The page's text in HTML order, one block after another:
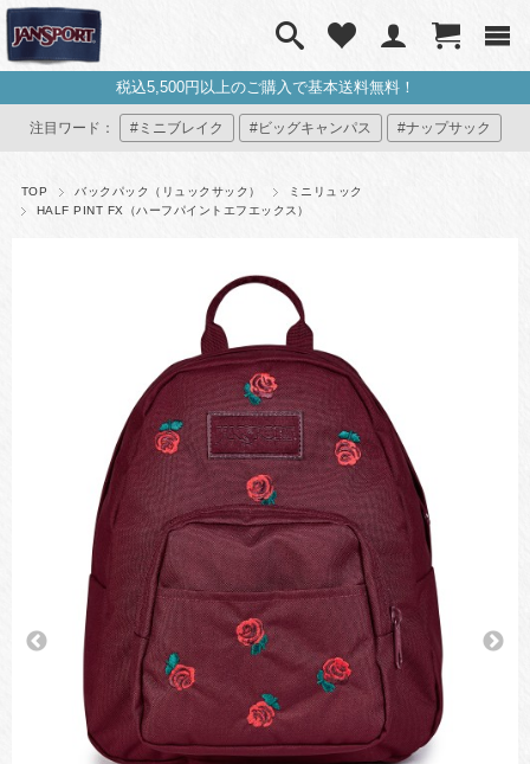
上のご購入で基本送料無料！
注目ワード： #ミニブレイク #ビッグキャンパス #ナップサック
TOP バックパック（リュックサック）
ミニリュック
HALF PINT FX（ハーフパイントエフエックス）